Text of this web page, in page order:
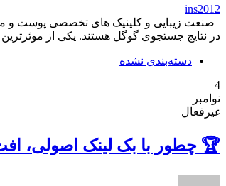
ins2012
صنعت زیبایی و کلینیک های تخصصی پوست و مو
در نتایج جستجوی گوگل هستند. یکی از
دسته‌بندی نشده
4
نوامبر
غیرفعال
🏆 چطور با بک لینک اصولی،